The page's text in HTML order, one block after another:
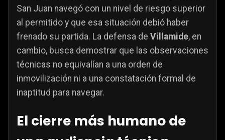
San Juan navegó con un nivel de riesgo superior
al permitido y que esa situación debió haber
frenado su partida. La defensa de Villamide, en
cambio, busca demostrar que las observaciones
técnicas no equivalían a una orden de
inmovilización ni a una constatación formal de
inaptitud para navegar.
El cierre más humano de